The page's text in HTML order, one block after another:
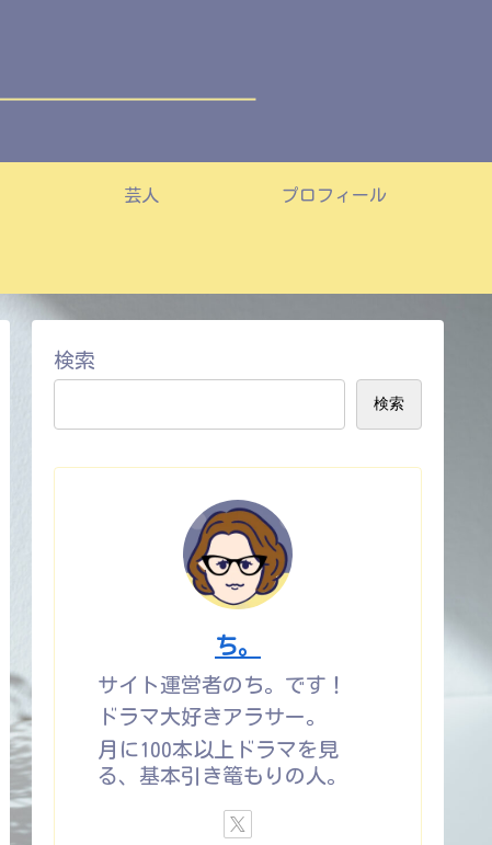
芸人 プロフィール
検索
検索
ち。
サイト運営者のち。です！
ドラマ大好きアラサー。
月に100本以上ドラマを見
る、基本引き篭もりの人。